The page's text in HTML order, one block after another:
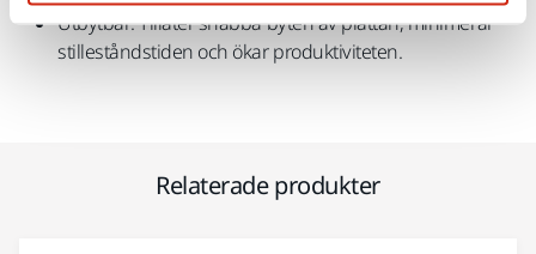
Utbytbar: Tillåter snabba byten av plattan, minimerar
stilleståndstiden och ökar produktiviteten.
Relaterade produkter